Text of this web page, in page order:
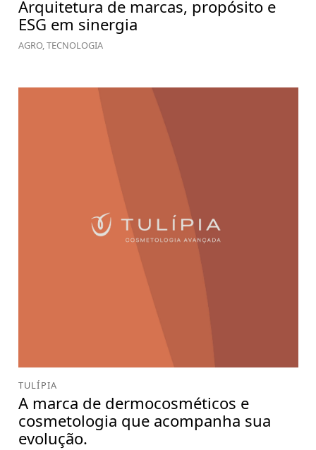
Arquitetura de marcas, propósito e
ESG em sinergia
AGRO, TECNOLOGIA
TULÍPIA
A marca de dermocosméticos e
cosmetologia que acompanha sua
evolução.